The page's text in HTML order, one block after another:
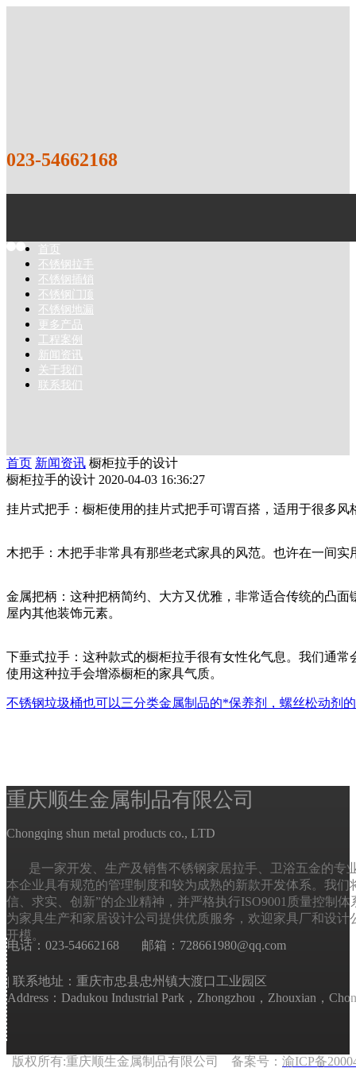
023-54662168
首页
不锈钢拉手
不锈钢插销
不锈钢门顶
不锈钢地漏
更多产品
工程案例
新闻资讯
关于我们
联系我们
1 2
首页 新闻资讯 橱柜拉手的设计
橱柜拉手的设计 2020-04-03 16:36:27
挂片式把手：橱柜使用的挂片式把手可谓百搭，适用于很多风
木把手：木把手非常具有那些老式家具的风范。也许在一间
金属把柄：这种把柄简约、大方又优雅，非常适合传统的凸
屋内其他装饰元素。
下垂式拉手：这种款式的橱柜拉手很有女性化气息。我们通
使用这种拉手会增添橱柜的家具气质。
不锈钢垃圾桶也可以三分类金属制品的*保养剂，螺丝松动剂
​​​​​​​重庆顺生金属制品有限公司
Chongqing shun metal products co., LTD
是一家开发、生产及销售不锈钢家居拉手、卫浴五金的专
本企业具有规范的管理制度和较为成熟的新款开发体系。我们
信、求实、创新”的企业精神，并严格执行ISO9001质量控制体
为家具生产和家居设计公司提供优质服务，欢迎家具厂和设计
开模。
电话：023-54662168 邮箱：728661980@qq.com
| 联系地址：重庆市忠县忠州镇大渡口工业园区
Address：Dadukou Industrial Park，Zhongzhou，Zhouxian，
版权所有:重庆顺生金属制品有限公司 备案号： 渝ICP备